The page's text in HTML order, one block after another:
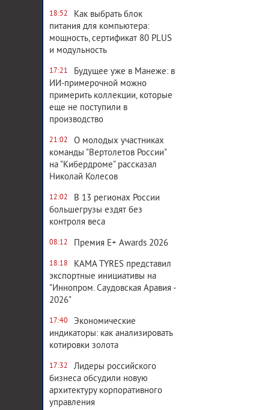
18:52
Как выбрать блок
питания для компьютера:
мощность, сертификат 80 PLUS
и модульность
17:21
Будущее уже в Манеже: в
ИИ-примерочной можно
примерить коллекции, которые
еще не поступили в
производство
21:02
О молодых участниках
команды "Вертолетов России"
на "Кибердроме" рассказал
Николай Колесов
12:02
В 13 регионах России
большегрузы ездят без
контроля веса
08:12 Премия E+ Awards 2026
18:18
KAMA TYRES представил
экспортные инициативы на
"Иннопром. Саудовская Аравия -
2026"
17:40
Экономические
индикаторы: как анализировать
котировки золота
17:32
Лидеры российского
бизнеса обсудили новую
архитектуру корпоративного
управления